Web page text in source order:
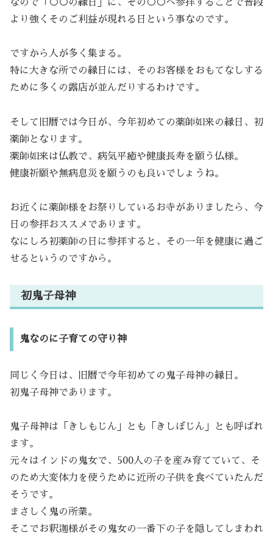
なので「○○の縁日」に、その○○へ参拝することで普段
より強くそのご利益が現れる日という事なのです。
ですから人が多く集まる。
特に大きな所での縁日には、そのお客様をおもてなしする
ために多くの露店が並んだりするわけです。
そして旧暦では今日が、今年初めての薬師如来の縁日、初
薬師となります。
薬師如来は仏教で、病気平癒や健康長寿を願う仏様。
健康祈願や無病息災を願うのも良いでしょうね。
お近くに薬師様をお祭りしているお寺がありましたら、今
日の参拝おススメであります。
なにしろ初薬師の日に参拝すると、その一年を健康に過ご
せるというのですから。
初鬼子母神
鬼なのに子育ての守り神
同じく今日は、旧暦で今年初めての鬼子母神の縁日。
初鬼子母神であります。
鬼子母神は「きしもじん」とも「きしぼじん」とも呼ばれ
ます。
元々はインドの鬼女で、500人の子を産み育てていて、そ
のため大変体力を使うために近所の子供を食べていたんだ
そうです。
まさしく鬼の所業。
そこでお釈迦様がその鬼女の一番下の子を隠してしまわれ